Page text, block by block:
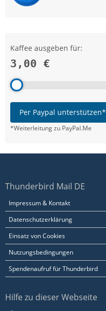
Kaffee ausgeben für:
3,00 €
Per Paypal unterstützen*
*Weiterleitung zu PayPal.Me
Thunderbird Mail DE
Impressum & Kontakt
Datenschutzerklärung
Einsatz von Cookies
Nutzungsbedingungen
Spendenaufruf für Thunderbird
Hilfe zu dieser Webseite